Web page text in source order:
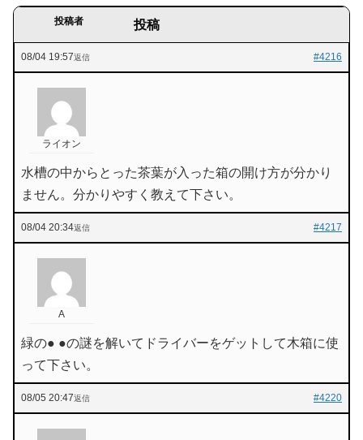
投稿者 投稿
08/04 19:57 #4216
返信
ライオン
水槽の中からとった茶葉が入った箱の開け方が分かり
ません。分かりやすく教えて下さい。
08/04 20:34 #4217
返信
A
緑の● ●の謎を解いてドライバーをゲットして木箱に使
って下さい。
08/05 20:47 #4220
返信